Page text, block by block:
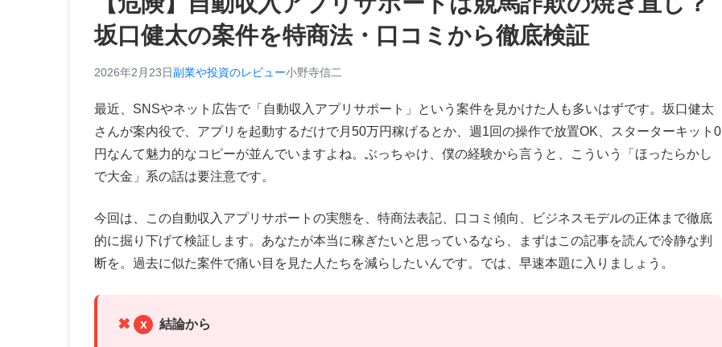
坂口健太の案件を特商法・口コミから徹底検証
2026年2月23日副業や投資のレビュー小野寺信二
最近、SNSやネット広告で「自動収入アプリサポート」という案件を見かけた人も多いはずです。坂口健太
さんが案内役で、アプリを起動するだけで月50万円稼げるとか、週1回の操作で放置OK、スターターキット0
円なんて魅力的なコピーが並んでいますよね。ぶっちゃけ、僕の経験から言うと、こういう「ほったらかし
で大金」系の話は要注意です。
今回は、この自動収入アプリサポートの実態を、特商法表記、口コミ傾向、ビジネスモデルの正体まで徹底
的に掘り下げて検証します。あなたが本当に稼ぎたいと思っているなら、まずはこの記事を読んで冷静な判
断を。過去に似た案件で痛い目を見た人たちを減らしたいんです。では、早速本題に入りましょう。
x 結論から